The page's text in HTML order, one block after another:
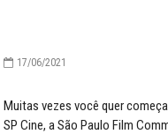
17/06/2021
Muitas vezes você quer
SP Cine, a São Paulo Film